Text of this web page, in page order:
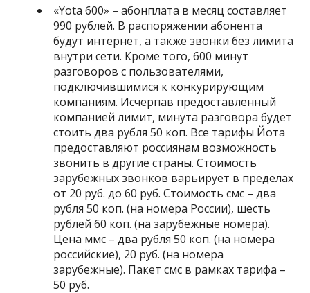
«Yota 600» – абонплата в месяц составляет
990 рублей. В распоряжении абонента
будут интернет, а также звонки без лимита
внутри сети. Кроме того, 600 минут
разговоров с пользователями,
подключившимися к конкурирующим
компаниям. Исчерпав предоставленный
компанией лимит, минута разговора будет
стоить два рубля 50 коп. Все тарифы Йота
предоставляют россиянам возможность
звонить в другие страны. Стоимость
зарубежных звонков варьирует в пределах
от 20 руб. до 60 руб. Стоимость смс – два
рубля 50 коп. (на номера России), шесть
рублей 60 коп. (на зарубежные номера).
Цена ммс – два рубля 50 коп. (на номера
российские), 20 руб. (на номера
зарубежные). Пакет смс в рамках тарифа –
50 руб.